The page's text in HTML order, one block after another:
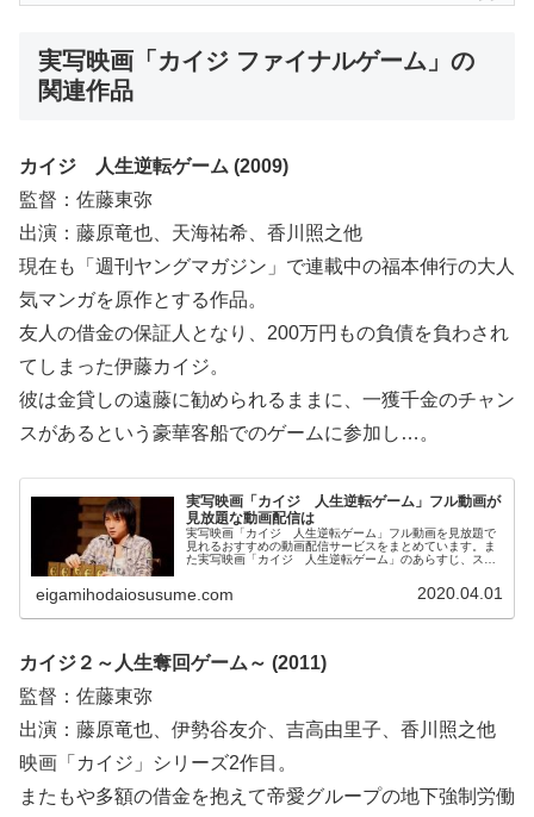
実写映画「カイジ ファイナルゲーム」の
関連作品
カイジ 人生逆転ゲーム (2009)
監督：佐藤東弥
出演：藤原竜也、天海祐希、香川照之他
現在も「週刊ヤングマガジン」で連載中の福本伸行の大人
気マンガを原作とする作品。
友人の借金の保証人となり、200万円もの負債を負わされ
てしまった伊藤カイジ。
彼は金貸しの遠藤に勧められるままに、一獲千金のチャン
スがあるという豪華客船でのゲームに参加し…。
実写映画「カイジ 人生逆転ゲーム」フル動画が
見放題な動画配信は
実写映画「カイジ 人生逆転ゲーム」フル動画を見放題で
見れるおすすめの動画配信サービスをまとめています。ま
た実写映画「カイジ 人生逆転ゲーム」のあらすじ、スタ
信サービス選びや映画本編を見る前の予備知識として役立
ててください。
eigamihodaiosusume.com 2020.04.01
カイジ２～人生奪回ゲーム～ (2011)
監督：佐藤東弥
出演：藤原竜也、伊勢谷友介、吉高由里子、香川照之他
映画「カイジ」シリーズ2作目。
またもや多額の借金を抱えて帝愛グループの地下強制労働